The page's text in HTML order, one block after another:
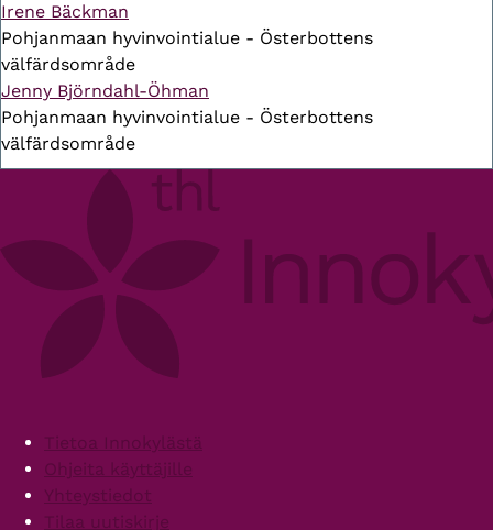
Irene Bäckman
Pohjanmaan hyvinvointialue - Österbottens
välfärdsområde
Jenny Björndahl-Öhman
Pohjanmaan hyvinvointialue - Österbottens
välfärdsområde
FooterTietoa Innokylästä
Ohjeita käyttäjille
Yhteystiedot
Tilaa uutiskirje